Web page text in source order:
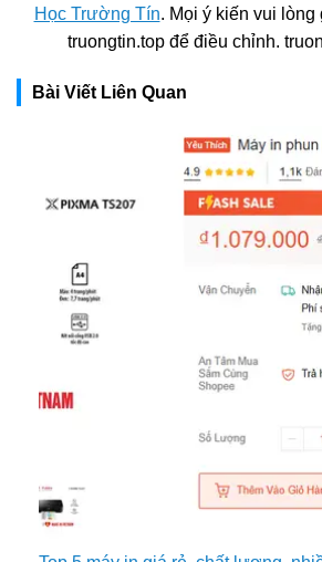
Học Trường Tín. Mọi ý kiến vui lòng
truongtin.top để điều chỉnh.
Bài Viết Liên Quan